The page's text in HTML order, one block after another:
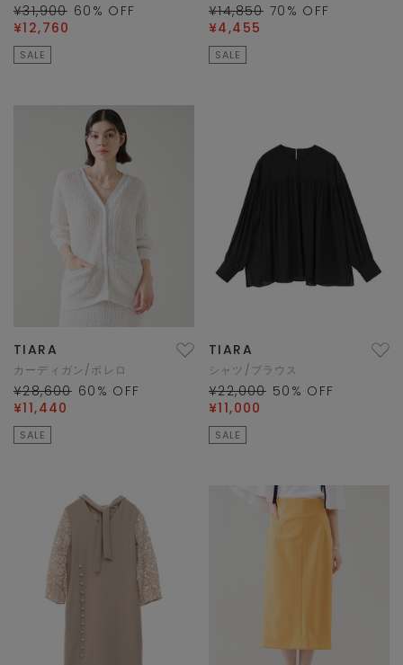
¥31,900 60 % OFF
¥12,760
SALE
¥14,850 70 % OFF
¥4,455
SALE
TIARA
カーディガン/ボレロ
¥28,600 60 % OFF
¥11,440
SALE
TIARA
シャツ/ブラウス
¥22,000 50 % OFF
¥11,000
SALE